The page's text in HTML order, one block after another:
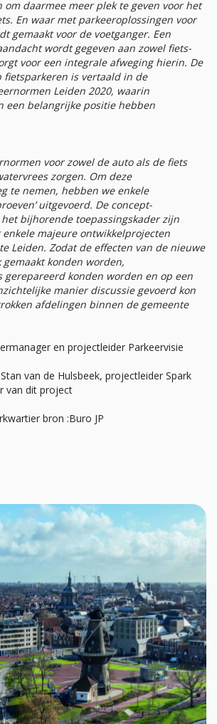
daarmee meer plek te geven voor het
En waar met parkeeroplossingen voor
gemaakt voor de voetganger. Een
wordt gegeven aan zowel fiets-
voor een integrale afweging hierin. De
fietsparkeren is vertaald in de
Leiden 2020, waarin
een belangrijke positie hebben
voor zowel de auto als de fiets
zorgen. Om deze
te nemen, hebben we enkele
uitgevoerd. De concept-
bijhorende toepassingskader zijn
majeure ontwikkelprojecten
Leiden. Zodat de effecten van de nieuwe
konden worden,
gerepareerd konden worden en op een
manier discussie gevoerd kon
afdelingen binnen de gemeente
en projectleider Parkeervisie
van de Hulsbeek, projectleider Spark
van dit project
bron :Buro JP